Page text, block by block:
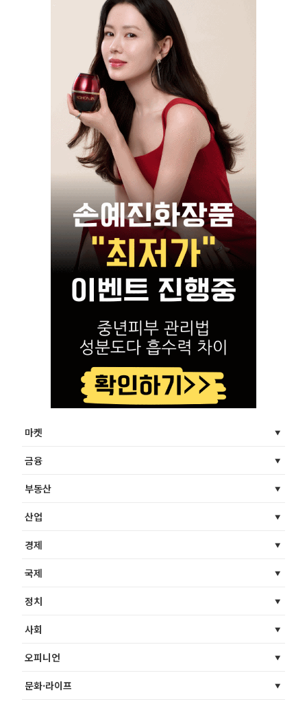
마켓
금융
부동산
산업
경제
국제
정치
사회
오피니언
문화·라이프